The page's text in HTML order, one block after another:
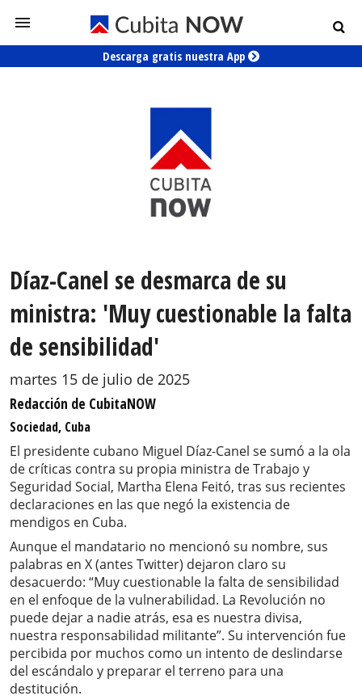
Descarga gratis nuestra App
Díaz-Canel se desmarca de su
ministra: 'Muy cuestionable la falta
de sensibilidad'
martes 15 de julio de 2025
Redacción de CubitaNOW
Sociedad, Cuba
El presidente cubano Miguel Díaz-Canel se sumó a la ola
de críticas contra su propia ministra de Trabajo y
Seguridad Social, Martha Elena Feitó, tras sus recientes
declaraciones en las que negó la existencia de
mendigos en Cuba.
Aunque el mandatario no mencionó su nombre, sus
palabras en X (antes Twitter) dejaron claro su
desacuerdo: “Muy cuestionable la falta de sensibilidad
en el enfoque de la vulnerabilidad. La Revolución no
puede dejar a nadie atrás, esa es nuestra divisa,
nuestra responsabilidad militante”. Su intervención fue
percibida por muchos como un intento de deslindarse
del escándalo y preparar el terreno para una
destitución.